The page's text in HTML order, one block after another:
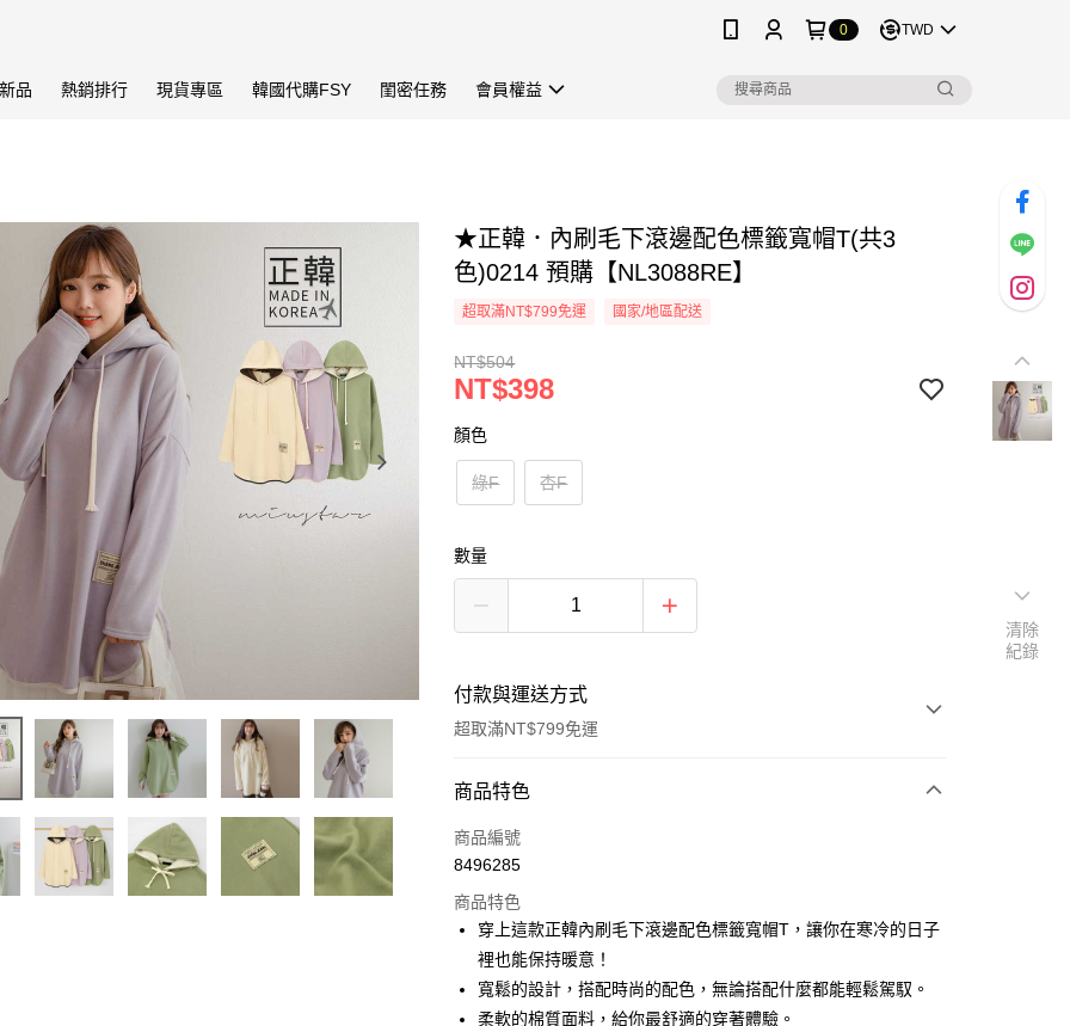
0 TWD
品 熱銷排行 現貨專區 韓國代購FSY 閨密任務 會員權益
★正韓．內刷毛下滾邊配色標籤寬帽T(共3
色)0214 預購【NL3088RE】
超取滿NT$799免運 國家/地區配送
NT$504
NT$398
顏色
綠F 杏F
數量
付款與運送方式
超取滿NT$799免運
付款方式
信用卡一次付款
LINE Pay
Apple Pay
街口支付
商品特色
商品編號
8496285
商品特色
穿上這款正韓內刷毛下滾邊配色標籤寬帽T，讓你在寒冷的日子
裡也能保持暖意！
寬鬆的設計，搭配時尚的配色，無論搭配什麼都能輕鬆駕馭。
柔軟的棉質面料，給你最舒適的穿著體驗。
清除
紀錄